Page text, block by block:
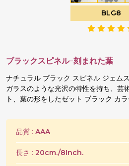
BLG8
ブラックスピネル-刻まれた葉
ナチュラル ブラック スピネル ジェム
ガラスのような光沢の特性を持ち、芸
ト、葉の形をしたゼット ブラック カ
品質 : AAA
長さ : 20cm./8Inch.